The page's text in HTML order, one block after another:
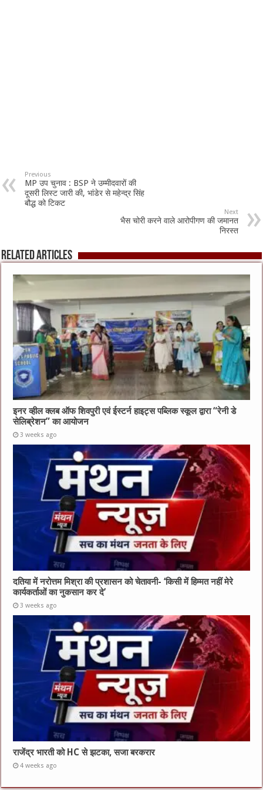
Previous
MP उप चुनाव : BSP ने उम्मीदवारों की
दूसरी लिस्ट जारी की, भांडेर से महेन्द्र सिंह
बौद्ध को टिकट
Next
भैस चोरी करने वाले आरोपीगण की जमानत
निरस्त
Related Articles
इनर व्हील क्लब ऑफ शिवपुरी एवं ईस्टर्न हाइट्स पब्लिक स्कूल द्वारा “रेनी डे
सेलिब्रेशन” का आयोजन
3 weeks ago
दतिया में नरोत्तम मिश्रा की प्रशासन को चेतावनी- ‘किसी में हिम्मत नहीं मेरे
कार्यकर्ताओं का नुकसान कर दे’
3 weeks ago
राजेंद्र भारती को HC से झटका, सजा बरकरार
4 weeks ago